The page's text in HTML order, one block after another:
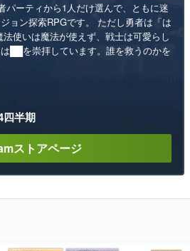
パーティから1人だけ選んで、ともに迷
ョン探索RPGです。 ただし勇者は「は
使いは魔法が使えず、戦士は可愛らし
██を崇拝しています。誰を救うのかを
四半期
ストアページ